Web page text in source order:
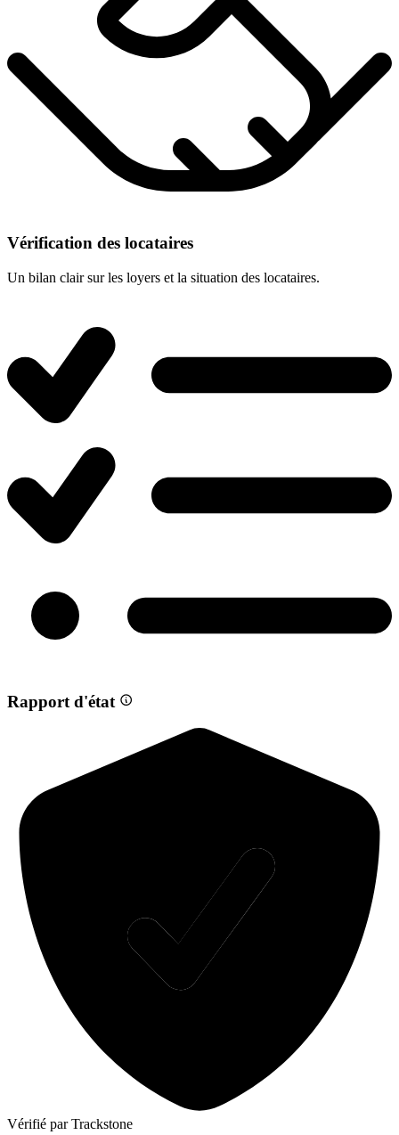
Vérification des locataires
Un bilan clair sur les loyers et la situation des locataires.
Rapport d'état
Vérifié par Trackstone